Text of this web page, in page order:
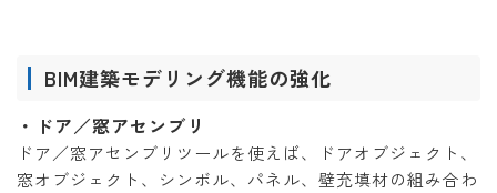
BIM建築モデリング機能の強化
・ドア／窓アセンブリ
ドア／窓アセンブリツールを使えば、ドアオブジェクト、
窓オブジェクト、シンボル、パネル、壁充填材の組み合わ